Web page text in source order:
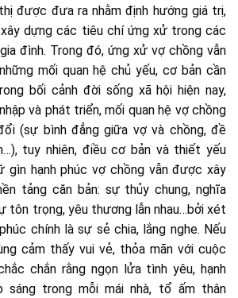
được đưa ra nhằm định hướng giá trị,
dựng các tiêu chí ứng xử trong các
đình. Trong đó, ứng xử vợ chồng vẫn
mối quan hệ chủ yếu, cơ bản cần
bối cảnh đời sống xã hội hiện nay,
và phát triển, mối quan hệ vợ chồng
(sự bình đẳng giữa vợ và chồng, đề
tuy nhiên, điều cơ bản và thiết yếu
gìn hạnh phúc vợ chồng vẫn được xây
tảng căn bản: sự thủy chung, nghĩa
tôn trọng, yêu thương lẫn nhau…bởi xét
chính là sự sẻ chia, lắng nghe. Nếu
cảm thấy vui vẻ, thỏa mãn với cuộc
chắn rằng ngọn lửa tình yêu, hạnh
sáng trong mỗi mái nhà, tổ ấm thân